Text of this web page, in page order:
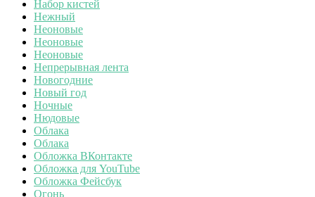
Набор кистей
Нежный
Неоновые
Неоновые
Неоновые
Непрерывная лента
Новогодние
Новый год
Ночные
Нюдовые
Облака
Облака
Обложка ВКонтакте
Обложка для YouTube
Обложка Фейсбук
Огонь